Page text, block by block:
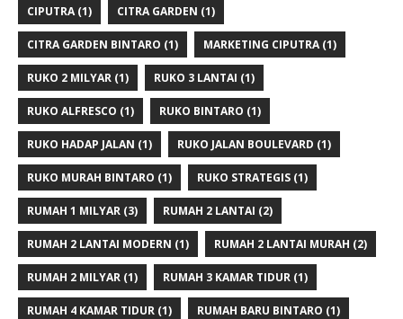
CIPUTRA(1) CITRA GARDEN (1)
CITRA GARDEN BINTARO (1) MARKETING CIPUTRA(1)
RUKO 2 MILYAR (1) RUKO 3 LANTAI (1)
RUKO ALFRESCO (1) RUKO BINTARO (1)
RUKO HADAP JALAN (1) RUKO JALAN BOULEVARD (1)
RUKO MURAH BINTARO (1) RUKO STRATEGIS (1)
RUMAH 1 MILYAR (3) RUMAH 2 LANTAI (2)
RUMAH 2 LANTAI MODERN (1) RUMAH 2 LANTAI MURAH (2)
RUMAH 2 MILYAR (1) RUMAH 3 KAMAR TIDUR (1)
RUMAH 4 KAMAR TIDUR (1) RUMAH BARU BINTARO (1)